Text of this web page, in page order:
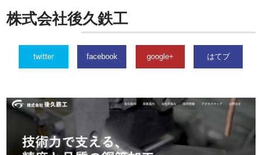
株式会社後久鉄工
twitter facebook google+ はてブ